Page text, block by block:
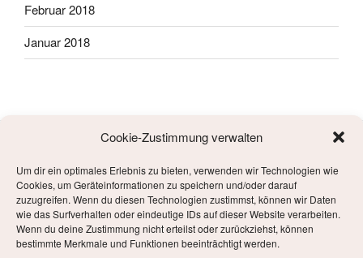
Cookie-Zustimmung verwalten
Um dir ein optimales Erlebnis zu bieten, verwenden wir Technologien wie
Cookies, um Geräteinformationen zu speichern und/oder darauf
zuzugreifen. Wenn du diesen Technologien zustimmst, können wir Daten
wie das Surfverhalten oder eindeutige IDs auf dieser Website verarbeiten.
Wenn du deine Zustimmung nicht erteilst oder zurückziehst, können
bestimmte Merkmale und Funktionen beeinträchtigt werden.
Februar 2018
Januar 2018
META
Anmelden
Eintrags-Feed